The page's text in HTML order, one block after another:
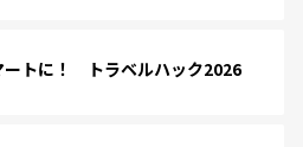
ートに！ トラベルハック2026